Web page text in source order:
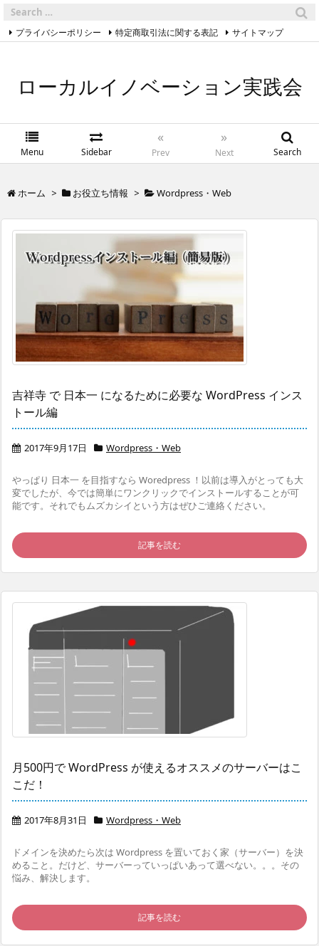
Select Language
ローカルイノベーション実践会
Menu Sidebar
«
Prev
»
Next Search
プライバシーポリシー 特定商取引法に関する表記 サイトマップ
ホーム > お役立ち情報 > Wordpress・Web
吉祥寺 で 日本一 になるために必要な WordPress インス
トール編
2017年9月17日 Wordpress・Web
やっぱり 日本一 を目指すなら Woredpress ！以前は導入がとっても大
変でしたが、今では簡単にワンクリックでインストールすることが可
能です。それでもムズカシイという方はぜひご連絡ください。
記事を読む
月500円で WordPress が使えるオススメのサーバーはこ
こだ！
2017年8月31日 Wordpress・Web
ドメインを決めたら次は Wordpress を置いておく家（サーバー）を決
めること。だけど、サーバーっていっぱいあって選べない。。。その
悩み、解決します。
記事を読む